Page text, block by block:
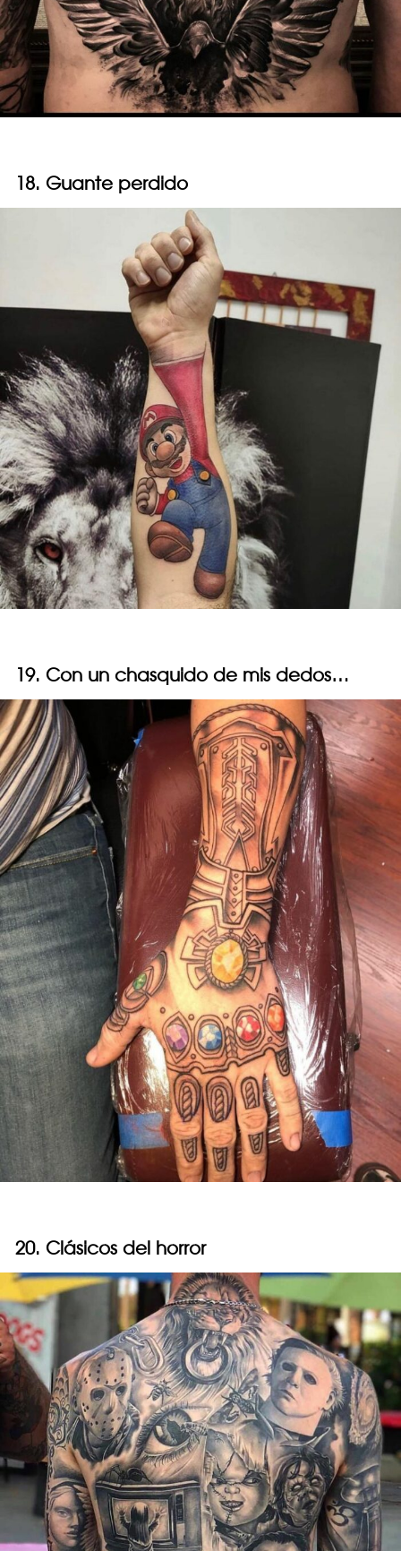
18. Guante perdido
19. Con un chasquido de mis dedos…
20. Clásicos del horror